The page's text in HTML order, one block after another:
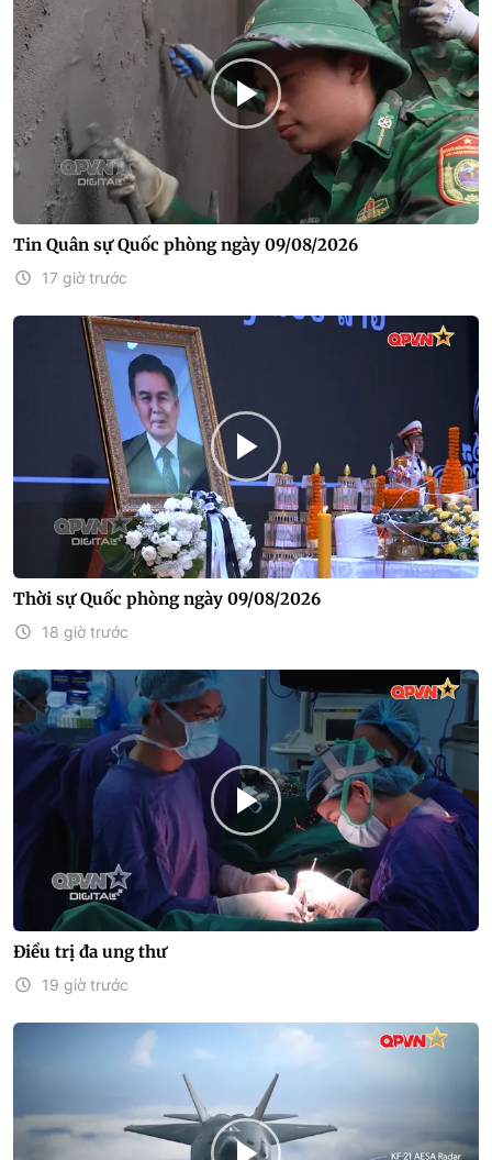
Tin Quân sự Quốc phòng ngày 09/08/2026
17 giờ trước
Thời sự Quốc phòng ngày 09/08/2026
18 giờ trước
Điều trị đa ung thư
19 giờ trước